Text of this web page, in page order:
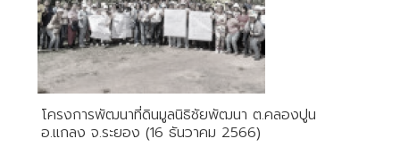
โครงการพัฒนาที่ดินมูลนิธิชัยพัฒนา ต.คลองปูน
อ.แกลง จ.ระยอง (16 ธันวาคม 2566)